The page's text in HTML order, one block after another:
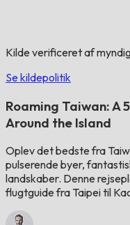
Kilde verificeret af
Se kildepolitik
Roaming Taiwan: A
Around the Island
Oplev det bedste fra
pulserende byer,
landskaber. Denne
flugtguide fra Taipei til